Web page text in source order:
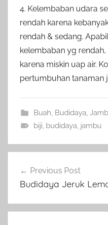
4. Kelembaban udara
rendah karena
rendah & sedang.
kelembaban yg
karena miskin uap air.
pertumbuhan tanaman
Buah Budidaya
biji budidaya jambu
pos
Previous Post
Budidaya Jeruk